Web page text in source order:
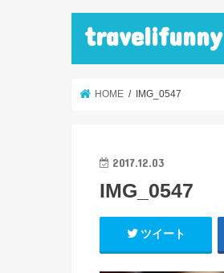
travelifunny
HOME IMG_0547
2017.12.03
IMG_0547
ツイート